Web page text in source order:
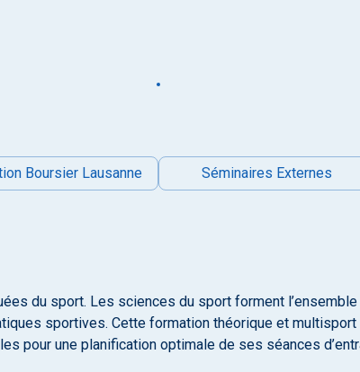
Boursier Lausanne Séminaires Externes
du sport. Les sciences du sport forment
sportives. Cette formation théorique et multisport
pour une planification optimale de ses séances